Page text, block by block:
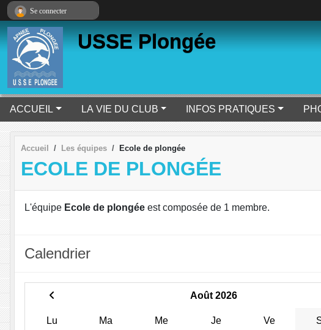
USSE Plongée
ACCUEIL LA VIE DU CLUB INFOS PRATIQUES
Accueil Les équipes Ecole de plongée
ECOLE DE PLONGÉE
L'équipe Ecole de plongée est composée de 1 membre.
Calendrier
Août 2026
Lu Ma Me Je Ve
Se connecter
Panneau de gestion des cookies